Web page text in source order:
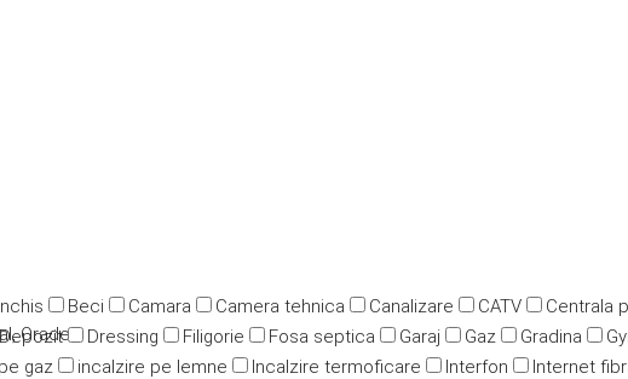
Beci Camara Camera tehnica Canalizare CATV Centrala
Depozit Dressing Filigorie Fosa septica Garaj Gaz Gradina
gaz incalzire pe lemne Incalzire termoficare Interfon Internet
Oradea